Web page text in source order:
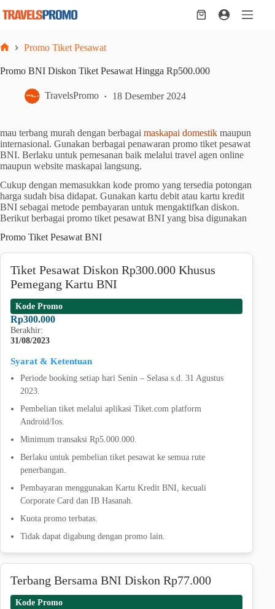
Shopping
Promo Tiket Pesawat
Promo BNI Diskon Tiket Pesawat Hingga Rp500.000
TravelsPromo 18 Desember 2024
mau terbang murah dengan berbagai maskapai domestik maupun
internasional. Gunakan berbagai penawaran promo tiket pesawat
BNI. Berlaku untuk pemesanan baik melalui travel agen online
maupun website maskapai langsung.
Cukup dengan memasukkan kode promo yang tersedia potongan
harga sudah bisa didapat. Gunakan kartu debit atau kartu kredit
BNI sebagai metode pembayaran untuk mengaktifkan diskon.
Berikut berbagai promo tiket pesawat BNI yang bisa digunakan
Promo Tiket Pesawat BNI
Tiket Pesawat Diskon Rp300.000 Khusus
Pemegang Kartu BNI
Kode Promo
Rp300.000
Berakhir:
31/08/2023
Syarat & Ketentuan
Periode booking setiap hari Senin – Selasa s.d. 31 Agustus
2023.
Pembelian tiket melalui aplikasi Tiket.com platform
Android/Ios.
Minimum transaksi Rp5.000.000.
Berlaku untuk pembelian tiket pesawat ke semua rute
penerbangan.
Pembayaran menggunakan Kartu Kredit BNI, kecuali
Corporate Card dan IB Hasanah.
Kuota promo terbatas.
Tidak dapat digabung dengan promo lain.
Terbang Bersama BNI Diskon Rp77.000
Kode Promo